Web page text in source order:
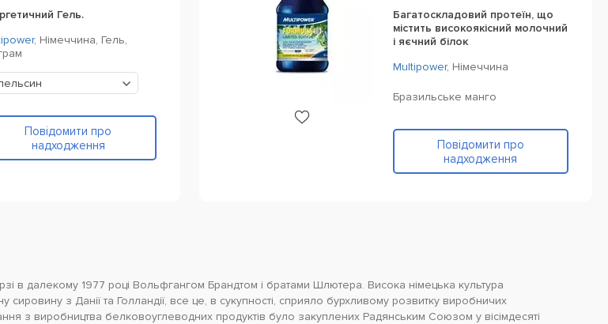
Гель.
, Німеччина, Гель,
Повідомити про
надходження
Багатоскладовий протеїн, що
містить високоякісний молочний
і яєчний білок
Multipower, Німеччина
Бразильське манго
Повідомити про
надходження
в далекому 1977 році Вольфгангом Брандтом і братами Шлютера. Висока німецька культура
сировину з Данії та Голландії, все це, в сукупності, сприяло бурхливому розвитку виробничих
з виробництва белковоуглеводних продуктів було закуплених Радянським Союзом у вісімдесяті